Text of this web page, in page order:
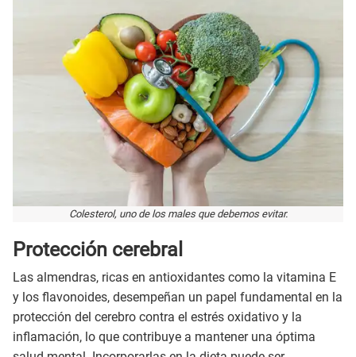
Colesterol, uno de los males que debemos evitar.
Protección cerebral
Las almendras, ricas en antioxidantes como la vitamina E
y los flavonoides, desempeñan un papel fundamental en la
protección del cerebro contra el estrés oxidativo y la
inflamación, lo que contribuye a mantener una óptima